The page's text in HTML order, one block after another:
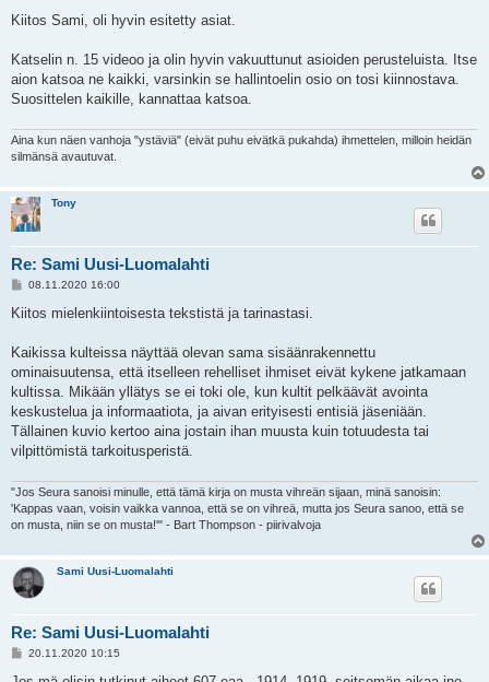
e
i
Kiitos Sami, oli hyvin esitetty asiat.
Katselin n. 15 videoo ja olin hyvin vakuuttunut asioiden perusteluista. Itse
aion katsoa ne kaikki, varsinkin se hallintoelin osio on tosi kiinnostava.
Suosittelen kaikille, kannattaa katsoa.
Aina kun näen vanhoja "ystäviä" (eivät puhu eivätkä pukahda) ihmettelen, milloin heidän
silmänsä avautuvat.
Tony
Re: Sami Uusi-Luomalahti
V
e
i
08.11.2020 16:00
Kiitos mielenkiintoisesta tekstistä ja tarinastasi.
Kaikissa kulteissa näyttää olevan sama sisäänrakennettu
ominaisuutensa, että itselleen rehelliset ihmiset eivät kykene jatkamaan
kultissa. Mikään yllätys se ei toki ole, kun kultit pelkäävät avointa
keskustelua ja informaatiota, ja aivan erityisesti entisiä jäseniään.
Tällainen kuvio kertoo aina jostain ihan muusta kuin totuudesta tai
vilpittömistä tarkoitusperistä.
"Jos Seura sanoisi minulle, että tämä kirja on musta vihreän sijaan, minä sanoisin:
'Kappas vaan, voisin vaikka vannoa, että se on vihreä, mutta jos Seura sanoo, että se
on musta, niin se on musta!'" - Bart Thompson - piirivalvoja
Sami Uusi-Luomalahti
Re: Sami Uusi-Luomalahti
V
e
20.11.2020 10:15